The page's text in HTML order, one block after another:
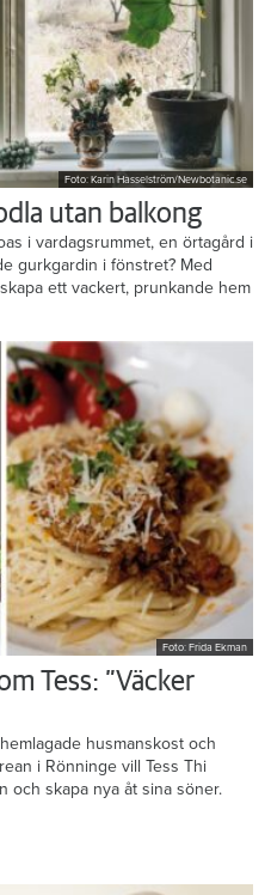
Foto: Karin Hasselström/Newbotanic.se
utan balkong
i vardagsrummet, en örtagård i
gurkgardin i fönstret? Med
ett vackert, prunkande hem
Foto: Frida Ekman
Tess: ”Väcker
husmanskost och
i Rönninge vill Tess Thi
och skapa nya åt sina söner.